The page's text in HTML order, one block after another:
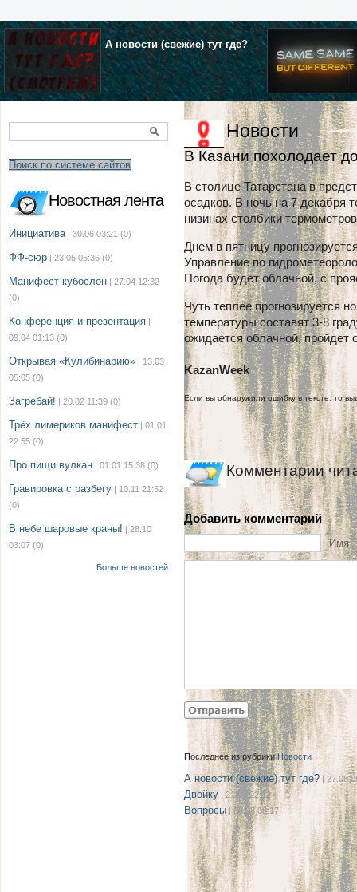
А новости (свежие) тут где?
Поиск по системе сайтов
Новостная лента
Инициатива | 30.06 03:21 (0)
ФФ-сюр | 23.05 05:36 (0)
Манифест-кубослон | 27.04 12:32
(0)
Конференция и презентация |
09.04 01:13 (0)
Открывая «Кулибинарию» | 13.03
05:05 (0)
Загребай! | 20.02 11:39 (0)
Трёх лимериков манифест | 01.01
22:55 (0)
Про пищи вулкан | 01.01 15:38 (0)
Гравировка с разбегу | 10.11 21:52
(0)
В небе шаровые краны! | 28.10
03:07 (0)
Больше новостей
Новости
В Казани похолодает
В столице Татарстана в
осадков. В ночь на 7 декабря
низинах столбики
Днем в пятницу
Управление по
Погода будет облачной, с
Чуть теплее прогнозируется
температуры составят 3-8
ожидается облачной, пройдет
KazanWeek
Если вы обнаружили ошибку в тексте, то
Комментарии
Добавить комментарий
Имя
Последнее из рубрикиНовости
А новости (свежие) тут где? | 27.08
Двойку | 21.08 22:12
Вопросы| 08.08 08:17